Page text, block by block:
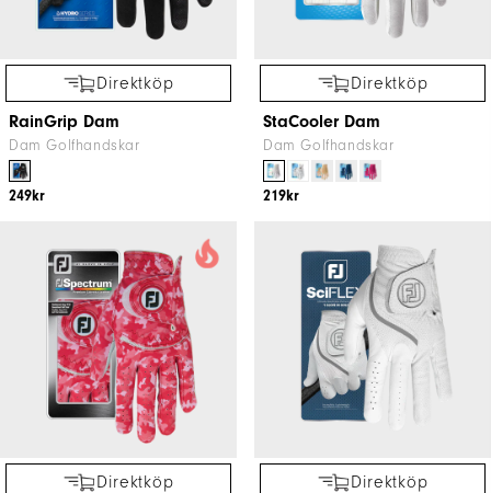
Direktköp
RainGrip Dam
Dam Golfhandskar
249kr
Direktköp
StaCooler Dam
Dam Golfhandskar
219kr
Direktköp
Direktköp